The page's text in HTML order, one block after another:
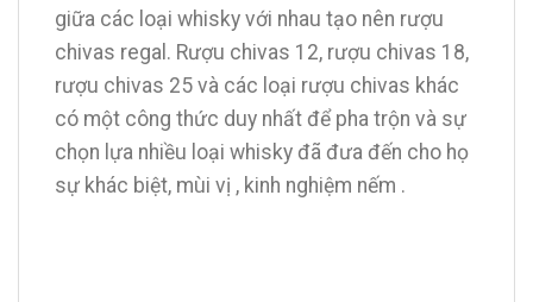
giữa các loại whisky với nhau tạo nên rượu
chivas regal. Rượu chivas 12, rượu chivas 18,
rượu chivas 25 và các loại rượu chivas khác
có một công thức duy nhất để pha trộn và sự
chọn lựa nhiều loại whisky đã đưa đến cho họ
sự khác biệt, mùi vị , kinh nghiệm nếm .